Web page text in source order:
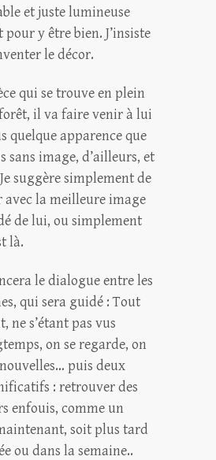
et juste lumineuse
y être bien. J’insiste
le décor.
qui se trouve en plein
il va faire venir à lui
quelque apparence que
sans image, d’ailleurs, et
suggère simplement de
la meilleure image
de lui, ou simplement
là.
le dialogue entre les
qui sera guidé : Tout
ne s’étant pas vus
on se regarde, on
puis deux
: retrouver des
enfouis, comme un
soit plus tard
ou dans la semaine..